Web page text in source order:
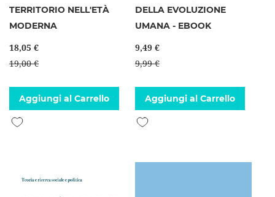
TERRITORIO NELL'ETÀ
MODERNA
18,05 €
19,00 €
Aggiungi al Carrello
Aggiungi alla lista desideri
DELLA EVOLUZIONE
UMANA - EBOOK
9,49 €
9,99 €
Aggiungi al Carrello
Aggiungi alla lista desideri